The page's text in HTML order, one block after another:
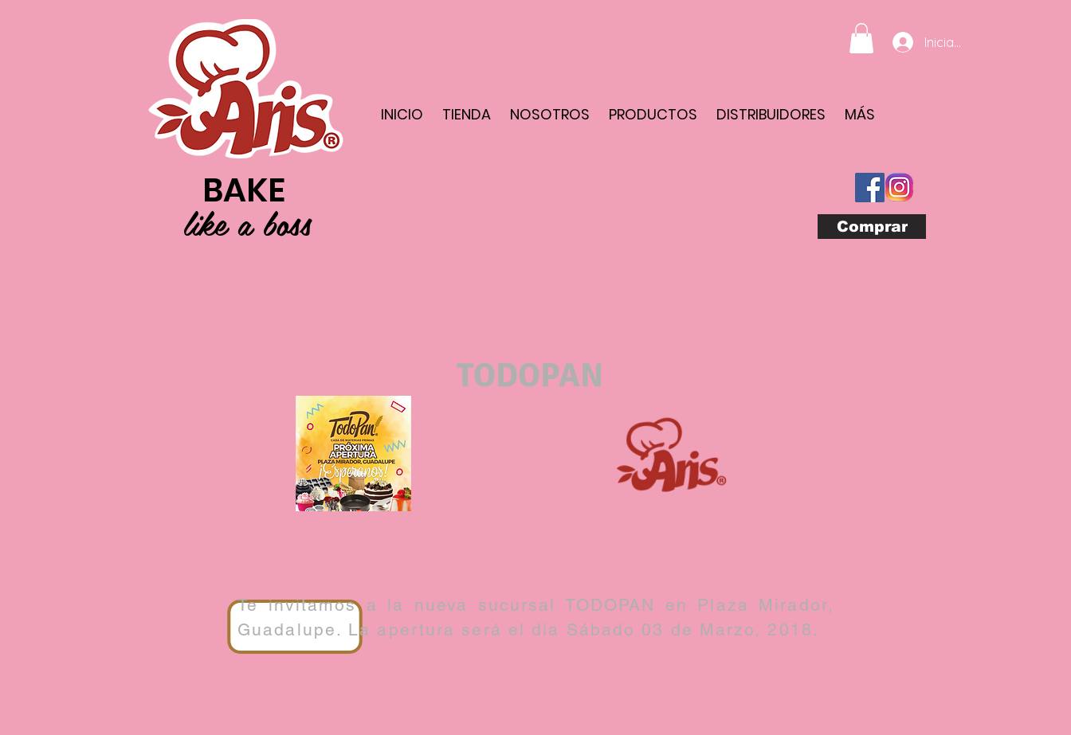
BAKE
like a boss
Iniciar sesión
INICIO TIENDA NOSOTROS PRODUCTOS DISTRIBUIDORES MÁS
Comprar
TODOPAN
Te invitamos a la nueva sucursal TODOPAN en Plaza Mirador,
Guadalupe. La apertura será el día Sábado 03 de Marzo, 2018.